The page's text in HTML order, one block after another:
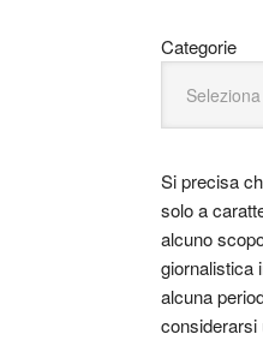
Categorie
Si precisa
solo a
alcuno
giornalistica
alcuna
considerarsi